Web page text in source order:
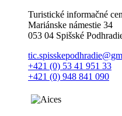
Turistické informačné
Mariánske námestie 34
053 04 Spišské
+421 (0) 53 41 951 33
+421 (0) 948 841 090